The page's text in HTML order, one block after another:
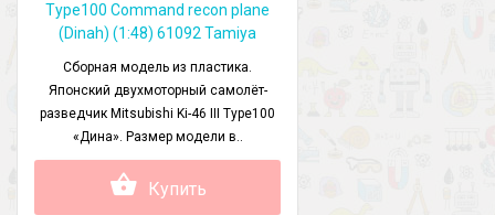
Type100 Command recon plane
(Dinah) (1:48) 61092 Tamiya
Сборная модель из пластика.
Японский двухмоторный самолёт-
разведчик Mitsubishi Ki-46 III Type100
«Дина». Размер модели в..
Купить